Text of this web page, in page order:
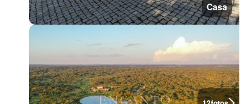
Casa